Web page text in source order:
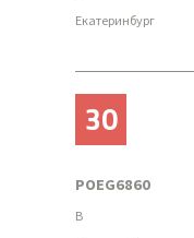
Екатеринбург
30
POEG6860
B